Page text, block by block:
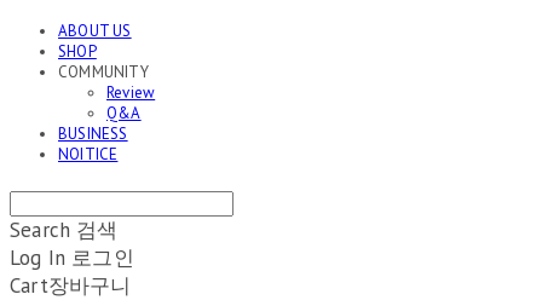
ABOUT US
SHOP
COMMUNITY
Review
Q&A
BUSINESS
NOITICE
Search 검색
Log In 로그인
Cart장바구니